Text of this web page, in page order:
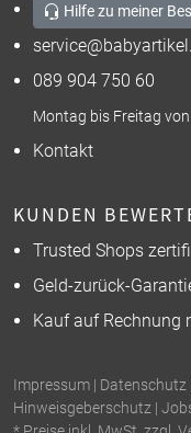
Hilfe zu meiner
089 904 750 60
Montag bis Freitag
Kontakt
KUNDEN
Trusted Shops
Geld-zurück-
Kauf auf Rechnung
Impressum | Datenschutz
Hinweisgeberschutz |